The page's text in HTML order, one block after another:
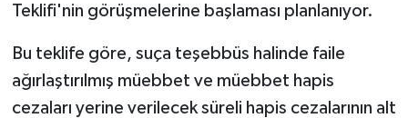
Teklifi'nin görüşmelerine başlaması planlanıyor.
Bu teklife göre, suça teşebbüs halinde faile
ağırlaştırılmış müebbet ve müebbet hapis
cezaları yerine verilecek süreli hapis cezalarının alt